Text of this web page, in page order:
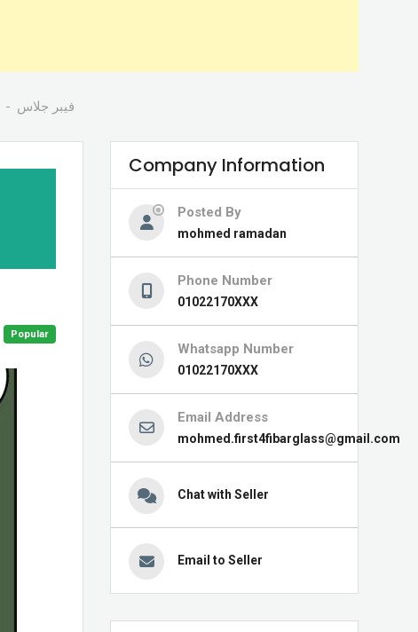
فيبر جلاس
Popular
Company Information
Posted By
mohmed ramadan
Phone Number
01022170XXX
Whatsapp Number
01022170XXX
Email Address
mohmed.first4fibarglass@gmail.com
Chat with Seller
Email to Seller